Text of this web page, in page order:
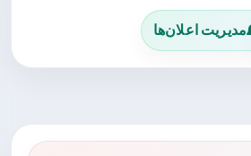
مدیریت اعلان‌ها